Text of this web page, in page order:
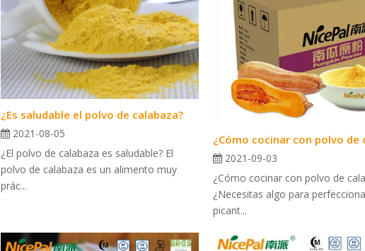
¿Es saludable el polvo de calabaza?
2021-08-05
¿El polvo de calabaza es saludable? El
polvo de calabaza es un alimento muy
prác...
2021-09-03
¿Cómo cocinar con polvo de
¿Necesitas algo para
picant...